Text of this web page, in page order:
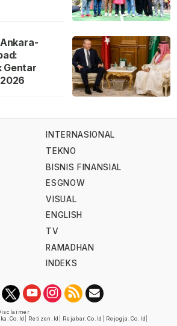
Gentar
INTERNASIONAL
TEKNO
BISNIS FINANSIAL
ESGNOW
VISUAL
ENGLISH
TV
RAMADHAN
INDEKS
Retizen.id Rejabar.co.id Rejogja.co.id